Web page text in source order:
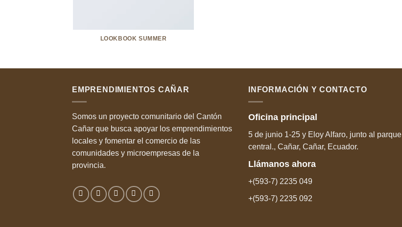
LOOKBOOK SUMMER
EMPRENDIMIENTOS CAÑAR
Somos un proyecto comunitario del Cantón
Cañar que busca apoyar los emprendimientos
locales y fomentar el comercio de las
comunidades y microempresas de la
provincia.
INFORMACIÓN Y CONTACTO
Oficina principal
5 de junio 1-25 y Eloy Alfaro, junto al parque
central., Cañar, Cañar, Ecuador.
Llámanos ahora
+(593-7) 2235 049
+(593-7) 2235 092